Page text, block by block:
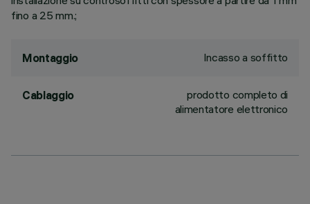
fino a 25 mm.;
Montaggio Incasso a soffitto
Cablaggio
prodotto completo di
alimentatore elettronico